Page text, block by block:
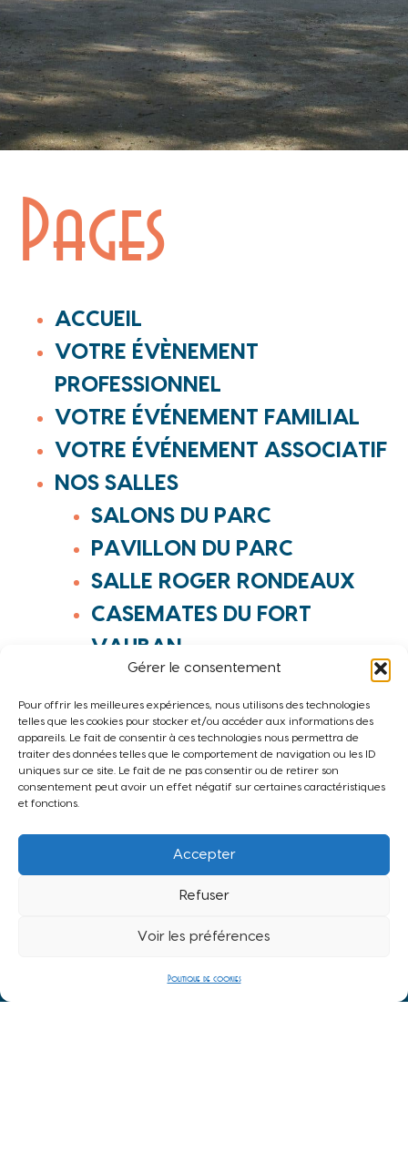
Gérer le consentement
Pour offrir les meilleures expériences, nous utilisons des technologies
telles que les cookies pour stocker et/ou accéder aux informations des
appareils. Le fait de consentir à ces technologies nous permettra de
traiter des données telles que le comportement de navigation ou les ID
uniques sur ce site. Le fait de ne pas consentir ou de retirer son
consentement peut avoir un effet négatif sur certaines caractéristiques
et fonctions.
Accepter
Refuser
Voir les préférences
Politique de cookies
Pages
ACCUEIL
VOTRE ÉVÈNEMENT
PROFESSIONNEL
VOTRE ÉVÉNEMENT FAMILIAL
VOTRE ÉVÉNEMENT ASSOCIATIF
NOS SALLES
SALONS DU PARC
PAVILLON DU PARC
SALLE ROGER RONDEAUX
CASEMATES DU FORT
VAUBAN
DES SAPINETTES
CONTACTER LE SERVICE
LOCATIONS
MENTIONS LÉGALES
ACCESSIBILITÉ
PLAN DU SITE